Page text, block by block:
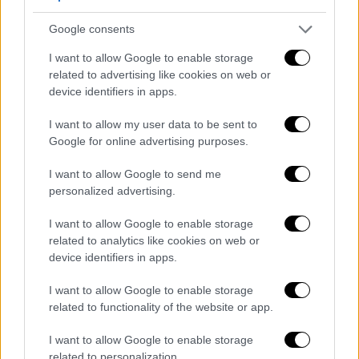
Google consents
I want to allow Google to enable storage
related to advertising like cookies on web or
device identifiers in apps.
I want to allow my user data to be sent to
Google for online advertising purposes.
I want to allow Google to send me
personalized advertising.
I want to allow Google to enable storage
related to analytics like cookies on web or
device identifiers in apps.
I want to allow Google to enable storage
related to functionality of the website or app.
I want to allow Google to enable storage
related to personalization.
περισσότερο από μία εβδομάδα εναντίον
μιας πυρκαγιάς στην ορεινή περιφέρεια της
Σέρα ντα Εστρέλα, η κορυφή της οποίας
φθάνει περίπου τα 2.000 μέτρα.
Αύξηση στην κεντρική Ευρώπη
video
Σε όρους καμένων εκτάσεων, μετά την